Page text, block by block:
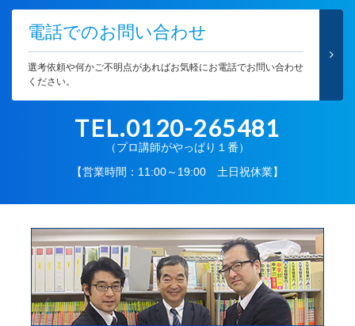
電話でのお問い合わせ
選考依頼や何かご不明点があればお気軽にお電話でお問い合わせ
ください。
TEL.0120-265481
（プロ講師がやっぱり１番）
【営業時間：11:00～19:00 土日祝休業】